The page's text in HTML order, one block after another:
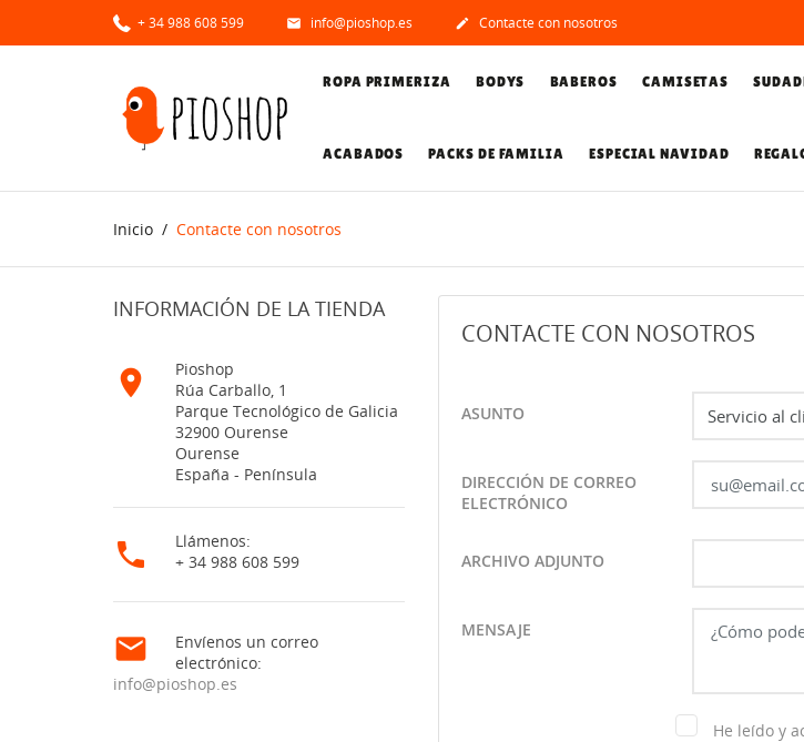
+ 34 988 608 599  info@pioshop.es  Contacte con nosotros
ROPA PRIMERIZA BODYS BABEROS CAMISETAS
ACABADOS PACKS DE FAMILIA ESPECIAL NAVIDAD
Inicio Contacte con nosotros
INFORMACIÓN DE LA TIENDA

Pioshop
Rúa Carballo, 1
Parque Tecnológico de Galicia
32900 Ourense
Ourense
España - Península

Llámenos:
+ 34 988 608 599

Envíenos un correo
electrónico:
info@pioshop.es
CONTACTE CON NOSOTROS
ASUNTO
DIRECCIÓN DE CORREO
ELECTRÓNICO
ARCHIVO ADJUNTO
MENSAJE
He leído y